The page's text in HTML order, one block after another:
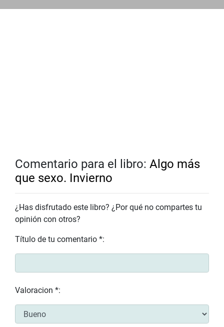
Comentario para el libro: Algo más
que sexo. Invierno
¿Has disfrutado este libro? ¿Por qué no compartes tu
opinión con otros?
Título de tu comentario *:
Valoracion *: